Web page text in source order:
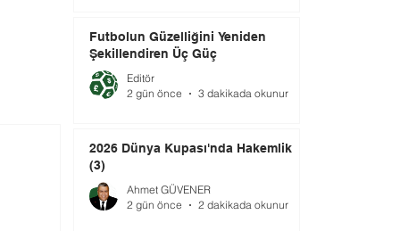
Futbolun Güzelliğini Yeniden
Şekillendiren Üç Güç
Editör
2 gün önce
3 dakikada okunur
2026 Dünya Kupası'nda Hakemlik
(3)
Ahmet GÜVENER
2 gün önce
2 dakikada okunur